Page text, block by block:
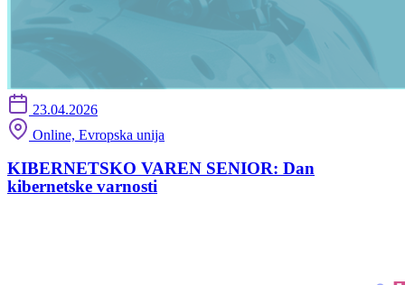
23.04.2026
Online, Evropska unija
KIBERNETSKO VAREN SENIOR: Dan
kibernetske varnosti